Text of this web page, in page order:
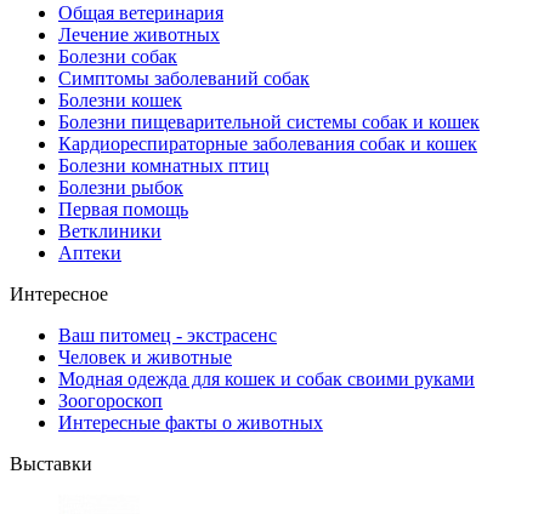
Общая ветеринария
Лечение животных
Болезни собак
Симптомы заболеваний собак
Болезни кошек
Болезни пищеварительной системы собак и кошек
Кардиореспираторные заболевания собак и кошек
Болезни комнатных птиц
Болезни рыбок
Первая помощь
Ветклиники
Аптеки
Интересное
Ваш питомец - экстрасенс
Человек и животные
Модная одежда для кошек и собак своими руками
Зоогороскоп
Интересные факты о животных
Выставки